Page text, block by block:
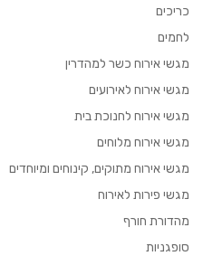
כריכים
לחמים
מגשי אירוח כשר למהדרין
מגשי אירוח לאירועים
מגשי אירוח לחנוכת בית
מגשי אירוח מלוחים
מגשי אירוח מתוקים, קינוחים ומיוחדים
מגשי פירות לאירוח
מהדורת חורף
סופגניות